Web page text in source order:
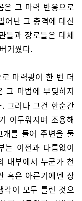
은 그 마력 반응으로
어난 그 충격에 대신
들과 장로들은 대체
거웠다.
마력광이 한 번 더
그 마법에 부딪히지
그러나 그건 한순간
어두워지며 조용해
개를 들어 주변을 둘
는 이전과 다름없이
내부에서 누군가 천
혹은 아른기에덴 장
각이 모두 틀린 것으